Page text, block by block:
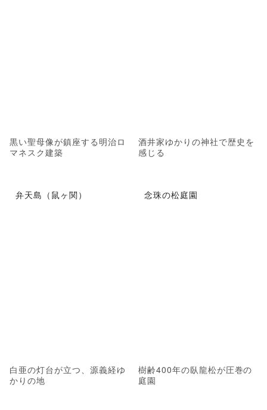
黒い聖母像が鎮座する明治ロ
マネスク建築
酒井家ゆかりの神社で歴史を
感じる
弁天島（鼠ヶ関）
白亜の灯台が立つ、源義経ゆ
かりの地
念珠の松庭園
樹齢400年の臥龍松が圧巻の
庭園